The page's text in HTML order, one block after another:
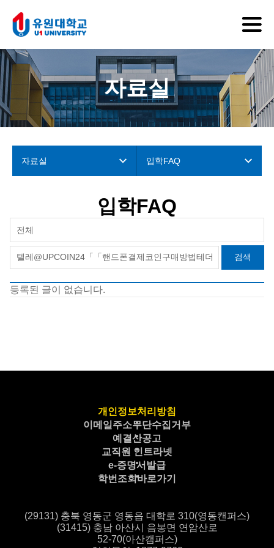
자료실
자료실 입학FAQ
입학FAQ
전체
검색
등록된 글이 없습니다.
개인정보처리방침
이메일주소무단수집거부
예결산공고
교직원 인트라넷
e-증명서발급
학번조회바로가기
(29131) 충북 영동군 영동읍 대학로 310(영동캔퍼스)
(31415) 충남 아산시 음봉면 연암산로
52-70(아산캠퍼스)